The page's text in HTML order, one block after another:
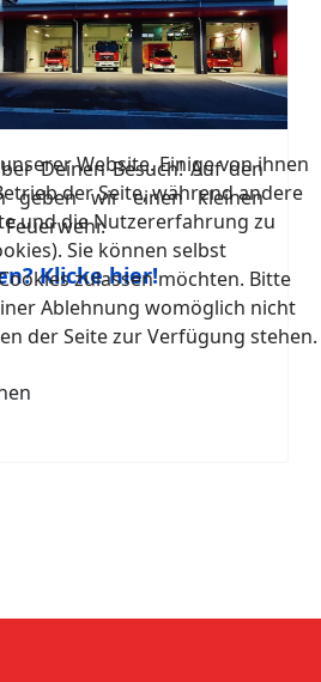
Deinen Besuch! Auf den
geben wir einen kleinen
Klicke hier!
Website. Einige von ihnen
der Seite, während andere
und die Nutzererfahrung zu
Sie können selbst
zulassen möchten. Bitte
Ablehnung womöglich nicht
der Seite zur Verfügung stehen.